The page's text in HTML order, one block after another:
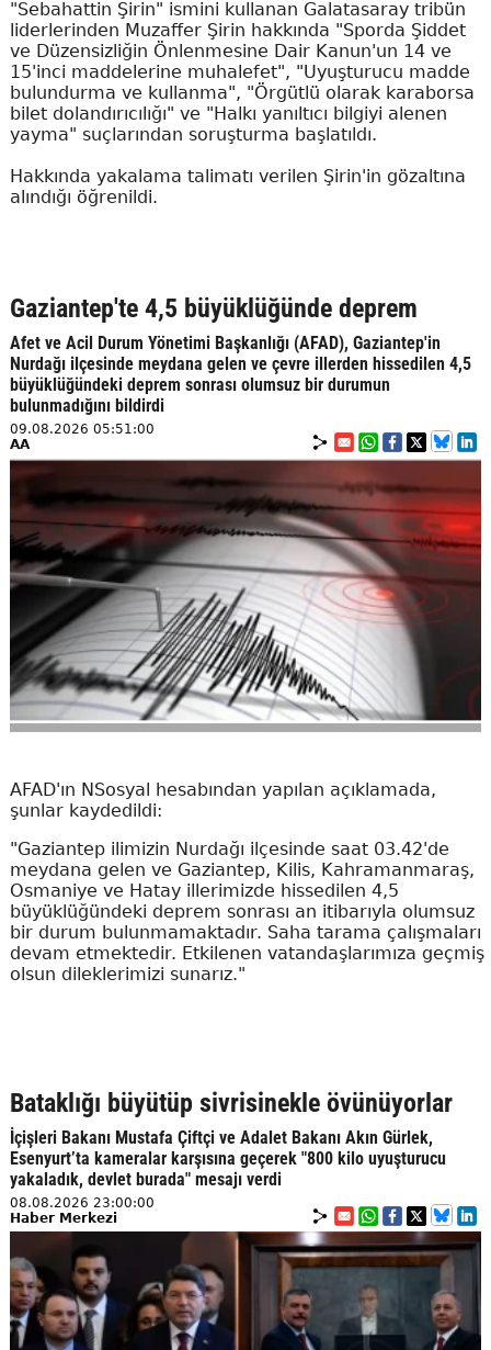
"Sebahattin Şirin" ismini kullanan Galatasaray tribün
liderlerinden Muzaffer Şirin hakkında "Sporda Şiddet
ve Düzensizliğin Önlenmesine Dair Kanun'un 14 ve
15'inci maddelerine muhalefet", "Uyuşturucu madde
bulundurma ve kullanma", "Örgütlü olarak karaborsa
bilet dolandırıcılığı" ve "Halkı yanıltıcı bilgiyi alenen
yayma" suçlarından soruşturma başlatıldı.
Hakkında yakalama talimatı verilen Şirin'in gözaltına
alındığı öğrenildi.
Gaziantep'te 4,5 büyüklüğünde deprem
Afet ve Acil Durum Yönetimi Başkanlığı (AFAD), Gaziantep'in
Nurdağı ilçesinde meydana gelen ve çevre illerden hissedilen 4,5
büyüklüğündeki deprem sonrası olumsuz bir durumun
bulunmadığını bildirdi
09.08.2026 05:51:00
AA
AFAD'ın NSosyal hesabından yapılan açıklamada,
şunlar kaydedildi:
"Gaziantep ilimizin Nurdağı ilçesinde saat 03.42'de
meydana gelen ve Gaziantep, Kilis, Kahramanmaraş,
Osmaniye ve Hatay illerimizde hissedilen 4,5
büyüklüğündeki deprem sonrası an itibarıyla olumsuz
bir durum bulunmamaktadır. Saha tarama çalışmaları
devam etmektedir. Etkilenen vatandaşlarımıza geçmiş
olsun dileklerimizi sunarız."
Bataklığı büyütüp sivrisinekle övünüyorlar
İçişleri Bakanı Mustafa Çiftçi ve Adalet Bakanı Akın Gürlek,
Esenyurt’ta kameralar karşısına geçerek "800 kilo uyuşturucu
yakaladık, devlet burada" mesajı verdi
08.08.2026 23:00:00
Haber Merkezi